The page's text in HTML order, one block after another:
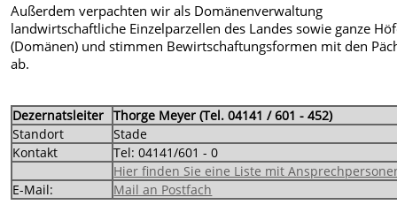
Außerdem verpachten wir als Domänenverwaltung
landwirtschaftliche Einzelparzellen des Landes sowie ganze
(Domänen) und stimmen Bewirtschaftungsformen mit den
ab.
Dezernatsleiter
Thorge Meyer (Tel. 04141 / 601 - 452)
Standort
Stade
Kontakt
Tel: 04141/601 - 0
Hier finden Sie eine Liste mit
E-Mail:
Mail an Postfach